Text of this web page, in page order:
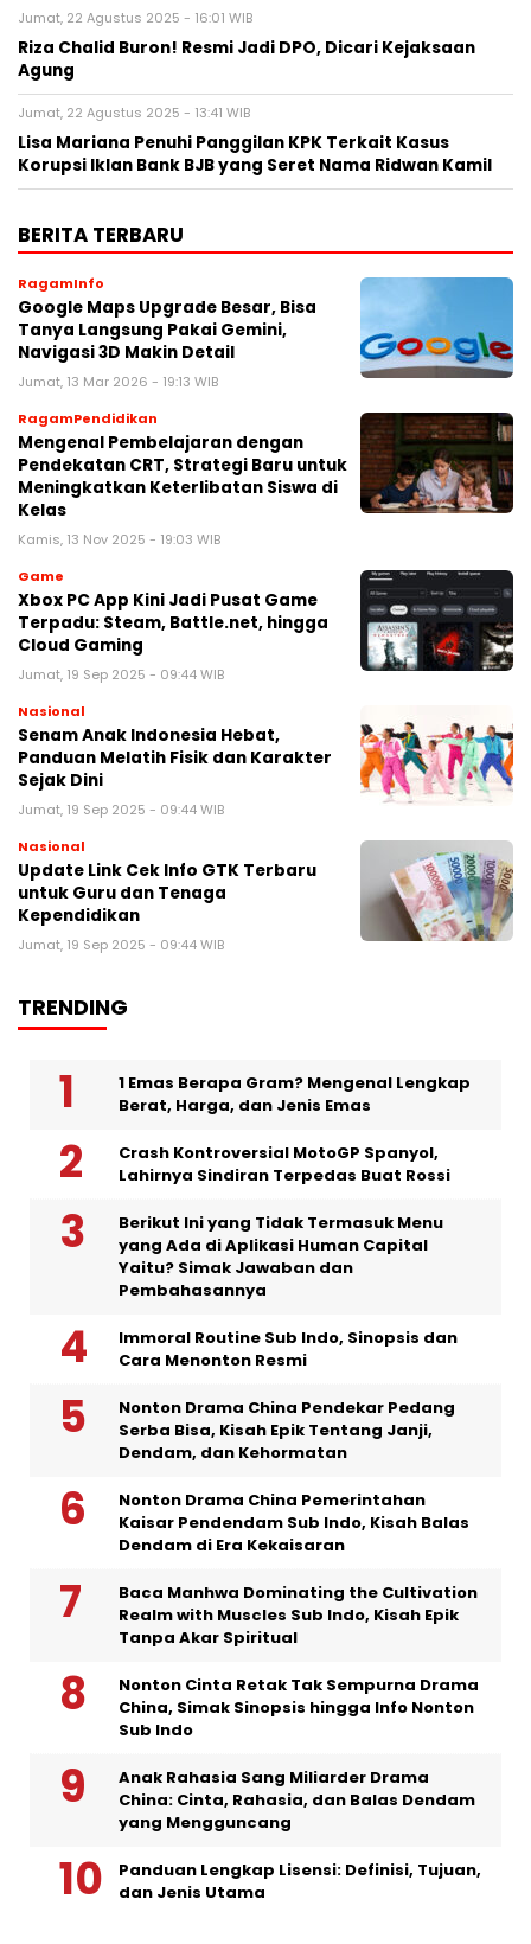
Jumat, 22 Agustus 2025 - 16:01 WIB
Riza Chalid Buron! Resmi Jadi DPO, Dicari Kejaksaan
Agung
Jumat, 22 Agustus 2025 - 13:41 WIB
Lisa Mariana Penuhi Panggilan KPK Terkait Kasus
Korupsi Iklan Bank BJB yang Seret Nama Ridwan Kamil
BERITA TERBARU
RagamInfo
Google Maps Upgrade Besar, Bisa
Tanya Langsung Pakai Gemini,
Navigasi 3D Makin Detail
Jumat, 13 Mar 2026 - 19:13 WIB
RagamPendidikan
Mengenal Pembelajaran dengan
Pendekatan CRT, Strategi Baru untuk
Meningkatkan Keterlibatan Siswa di
Kelas
Kamis, 13 Nov 2025 - 19:03 WIB
Game
Xbox PC App Kini Jadi Pusat Game
Terpadu: Steam, Battle.net, hingga
Cloud Gaming
Jumat, 19 Sep 2025 - 09:44 WIB
Nasional
Senam Anak Indonesia Hebat,
Panduan Melatih Fisik dan Karakter
Sejak Dini
Jumat, 19 Sep 2025 - 09:44 WIB
Nasional
Update Link Cek Info GTK Terbaru
untuk Guru dan Tenaga
Kependidikan
Jumat, 19 Sep 2025 - 09:44 WIB
TRENDING
1 Emas Berapa Gram? Mengenal Lengkap
Berat, Harga, dan Jenis Emas
Crash Kontroversial MotoGP Spanyol,
Lahirnya Sindiran Terpedas Buat Rossi
Berikut Ini yang Tidak Termasuk Menu
yang Ada di Aplikasi Human Capital
Yaitu? Simak Jawaban dan
Pembahasannya
Immoral Routine Sub Indo, Sinopsis dan
Cara Menonton Resmi
Nonton Drama China Pendekar Pedang
Serba Bisa, Kisah Epik Tentang Janji,
Dendam, dan Kehormatan
Nonton Drama China Pemerintahan
Kaisar Pendendam Sub Indo, Kisah Balas
Dendam di Era Kekaisaran
Baca Manhwa Dominating the Cultivation
Realm with Muscles Sub Indo, Kisah Epik
Tanpa Akar Spiritual
Nonton Cinta Retak Tak Sempurna Drama
China, Simak Sinopsis hingga Info Nonton
Sub Indo
Anak Rahasia Sang Miliarder Drama
China: Cinta, Rahasia, dan Balas Dendam
yang Mengguncang
Panduan Lengkap Lisensi: Definisi, Tujuan,
dan Jenis Utama